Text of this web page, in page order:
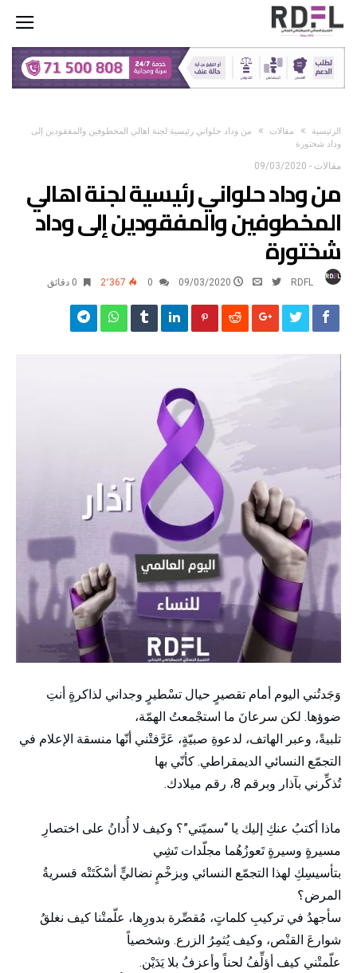
‫الرئيسية‬ مقالات
من وداد حلواني رئيسية لجنة اهالي المخطوفين والمفقودين إلى
وداد شختورة
مقالات -
09/03/2020
من وداد حلواني رئيسية لجنة اهالي
المخطوفين والمفقودين إلى وداد
شختورة
RDFL
09/03/2020 2٬367 0 ‫دقائق‬
وَجَدتُني اليوم أمام تقصيرٍ حيال تسْطيرٍ وجداني لذاكرةٍ أنتِ
ضوؤها. لكن سرعانَ ما استجْمعتُ الهمّة،
تلبيةً، وعبر الهاتف، لدعوةِ صبيّةٍ، عَرَّفتْني أنّها منسقة الإعلام في
التجمّع النسائي الديمقراطي. كأنّي بها
تُذكِّرني بآذار وبرقم 8، رقم ميلادك.
ماذا أكتبُ عنكِ إليك يا “سميّتي”؟ وكيف لا أُدانُ على اختصارِ
مسيرةٍ وسيرةٍ تَعوزُهُما مجلّدات تَشِي
بتأسيسِكِ لهذا التجمّع النسائي وبزخْمٍ نضاليٍّ أسْكَتَتْه قسريةُ
المرض؟
سأجهدُ في تركيبِ كلماتٍ، مُقصِّرة بدورِها، علّمتْنا كيف نغلقُ
شوارعَ القنْص، وكيف يُثمِرُ الزرع. وشخصياً
علّمتْني كيف أؤلِّفُ لحناً وأعزفُ بلا يَدَيْن.